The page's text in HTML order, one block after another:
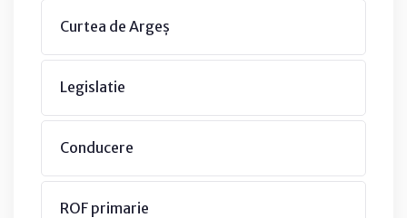
Curtea de Argeș
Legislatie
Conducere
ROF primarie